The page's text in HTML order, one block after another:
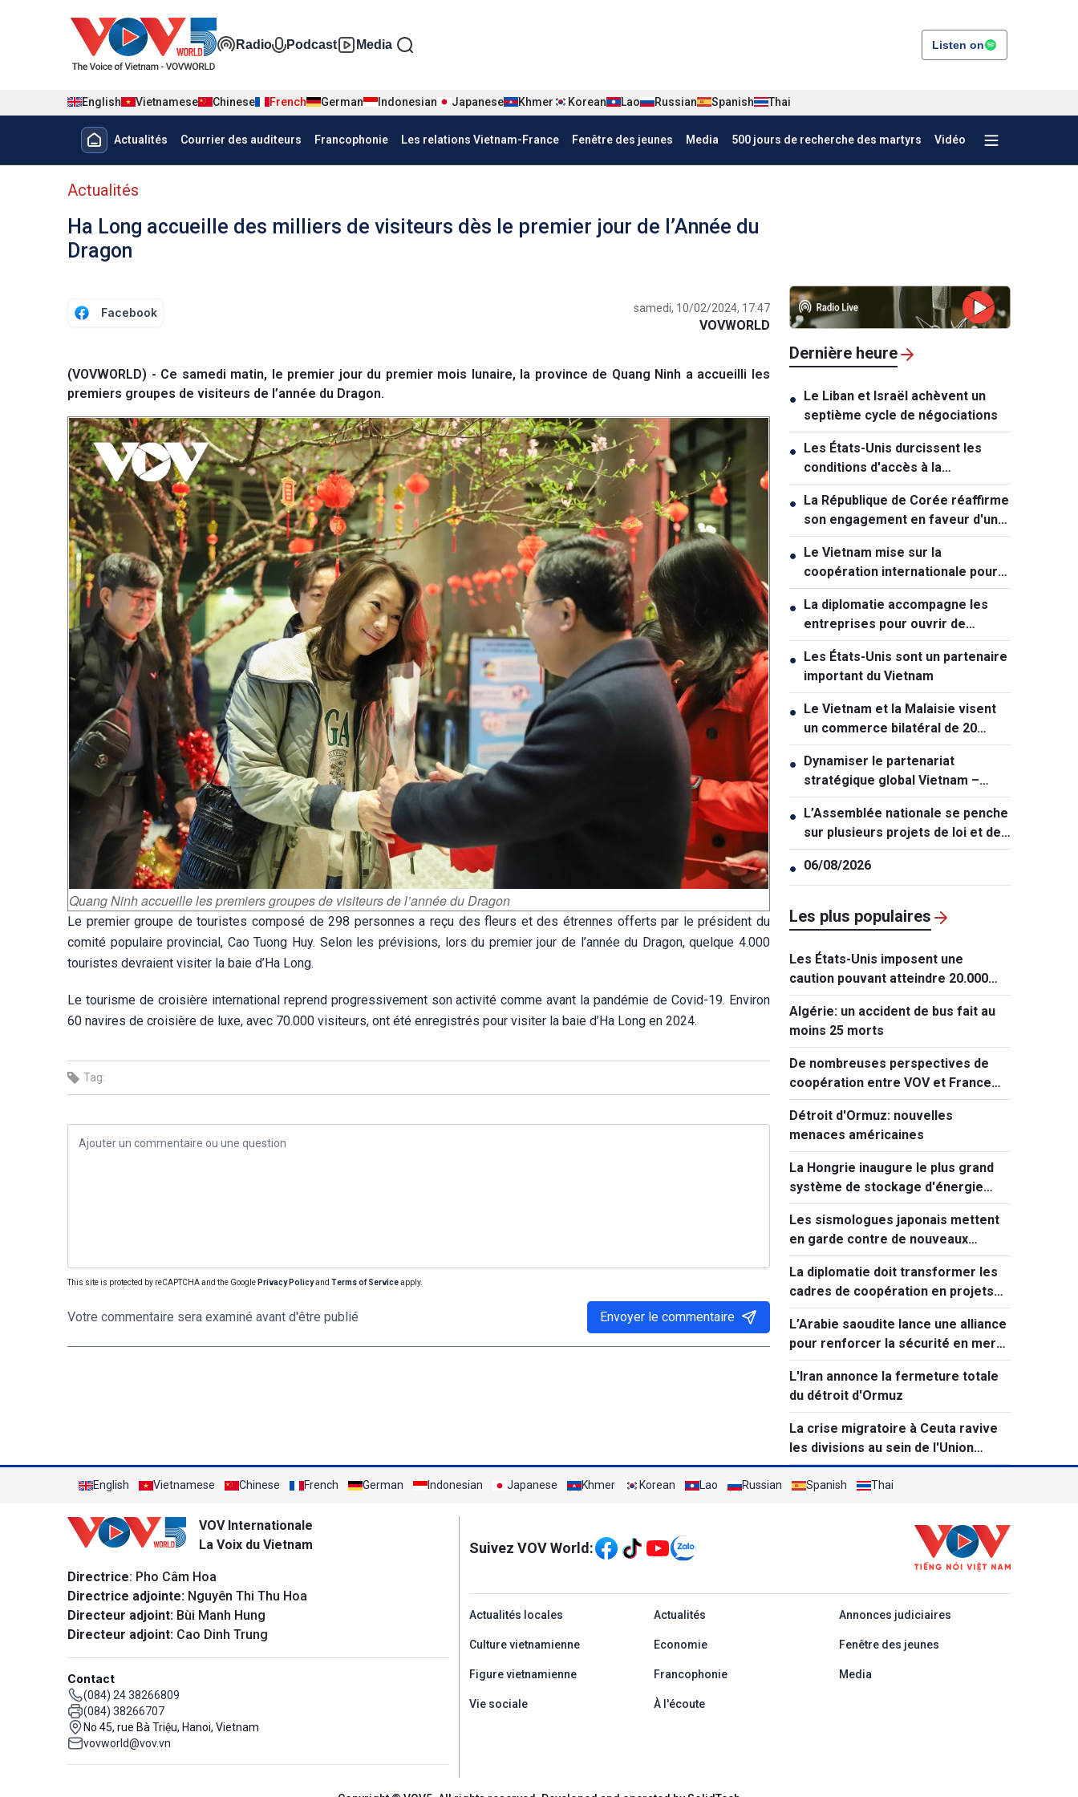
Đa phương tiện tiếng Pháp
Radio Podcast Media Listen on
English Vietnamese Chinese French German Indonesian Japanese Khmer Korean Lao Russian Spanish Thai
Menu trang chủ tiếng Pháp
Actualités Courrier des auditeurs Francophonie Les relations Vietnam-France Fenêtre des jeunes Media 500 jours de recherche des martyrs Vidéo
menu phụ tiếng Pháp
Actualités
Ha Long accueille des milliers de visiteurs dès le premier jour de l’Année du
Dragon
Facebook samedi, 10/02/2024, 17:47
VOVWORLD
(VOVWORLD) - Ce samedi matin, le premier jour du premier mois lunaire, la province de Quang Ninh a accueilli les
premiers groupes de visiteurs de l’année du Dragon.
Quang Ninh accueille les premiers groupes de visiteurs de l’année du Dragon
Le premier groupe de touristes composé de 298 personnes a reçu des fleurs et des étrennes offerts par le président du
comité populaire provincial, Cao Tuong Huy. Selon les prévisions, lors du premier jour de l’année du Dragon, quelque 4.000
touristes devraient visiter la baie d’Ha Long.
Le tourisme de croisière international reprend progressivement son activité comme avant la pandémie de Covid-19. Environ
60 navires de croisière de luxe, avec 70.000 visiteurs, ont été enregistrés pour visiter la baie d’Ha Long en 2024.
Tag:
This site is protected by reCAPTCHA and the Google Privacy Policyand Terms of Serviceapply.
Votre commentaire sera examiné avant d'être publié Envoyer le commentaire
Dernière heure
● Le Liban et Israël achèvent un
septième cycle de négociations
● Les États-Unis durcissent les
conditions d'accès à la
citoyenneté par le droit du sol
● La République de Corée réaffirme
son engagement en faveur d'une
coexistence pacifique avec la
RPDC
● Le Vietnam mise sur la
coopération internationale pour
dynamiser la promotion
touristique
● La diplomatie accompagne les
entreprises pour ouvrir de
nouvelles perspectives de
développement
● Les États-Unis sont un partenaire
important du Vietnam
● Le Vietnam et la Malaisie visent
un commerce bilatéral de 20
milliards de dollars
● Dynamiser le partenariat
stratégique global Vietnam –
Thaïlande
● L’Assemblée nationale se penche
sur plusieurs projets de loi et de
résolution majeurs
● 06/08/2026
Les plus populaires
Les États-Unis imposent une
caution pouvant atteindre 20.000
dollars pour les demandes de visa
de ressortissants de 50 pays
Algérie: un accident de bus fait au
moins 25 morts
De nombreuses perspectives de
coopération entre VOV et France
Médias Monde
Détroit d'Ormuz: nouvelles
menaces américaines
La Hongrie inaugure le plus grand
système de stockage d'énergie
d'Europe centrale
Les sismologues japonais mettent
en garde contre de nouveaux
séismes majeurs après celui de
Kumamoto
La diplomatie doit transformer les
cadres de coopération en projets
concrets
L’Arabie saoudite lance une alliance
pour renforcer la sécurité en mer
Rouge
L'Iran annonce la fermeture totale
du détroit d'Ormuz
La crise migratoire à Ceuta ravive
les divisions au sein de l'Union
européenne
English Vietnamese Chinese French German Indonesian Japanese Khmer Korean Lao Russian Spanish Thai
VOV Internationale
La Voix du Vietnam
Directrice: Pho Câm Hoa
Directrice adjointe: Nguyên Thi Thu Hoa
Directeur adjoint: Bùi Manh Hung
Directeur adjoint: Cao Dinh Trung
Contact
(084) 24 38266809
(084) 38266707
No 45, rue Bà Triệu, Hanoi, Vietnam
vovworld@vov.vn
Mạng xã hội
Suivez VOV World:
menu footer tiếng Pháp
Actualités locales Actualités Annonces judiciaires
Culture vietnamienne Economie Fenêtre des jeunes
Figure vietnamienne Francophonie Media
Vie sociale À l'écoute